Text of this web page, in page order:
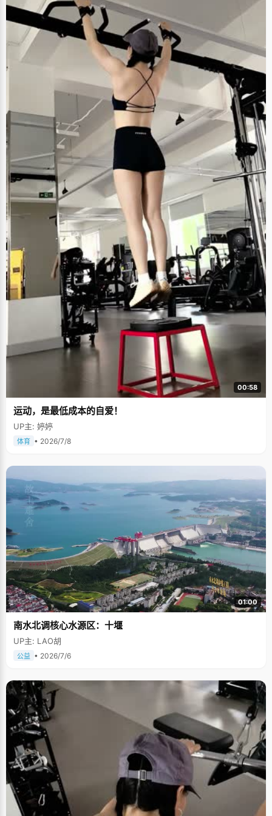
00:58
运动，是最低成本的自爱！
UP主: 婷婷
体育 • 2026/7/8
01:00
南水北调核心水源区：十堰
UP主: LAO胡
公益 • 2026/7/6